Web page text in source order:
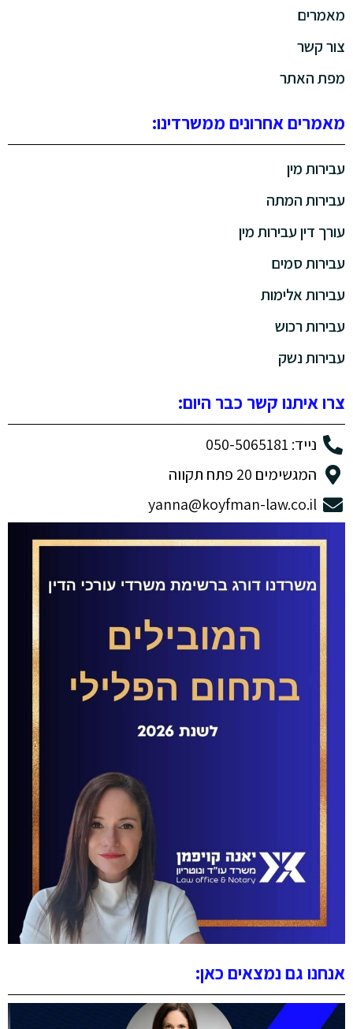
מאמרים
צור קשר
מפת האתר
מאמרים אחרונים ממשרדינו:
עבירות מין
עבירות המתה
עורך דין עבירות מין
עבירות סמים
עבירות אלימות
עבירות רכוש
עבירות נשק
צרו איתנו קשר כבר היום:
נייד: 050-5065181
המגשימים 20 פתח תקווה
yanna@koyfman-law.co.il
אנחנו גם נמצאים כאן: